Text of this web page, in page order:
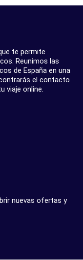
te permite
Reunimos las
de España en una
el contacto
viaje online.
nuevas ofertas y